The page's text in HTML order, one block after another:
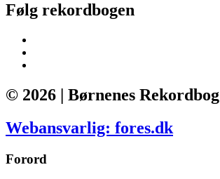
Følg rekordbogen
© 2026 | Børnenes Rekordbog
Webansvarlig: fores.dk
Forord